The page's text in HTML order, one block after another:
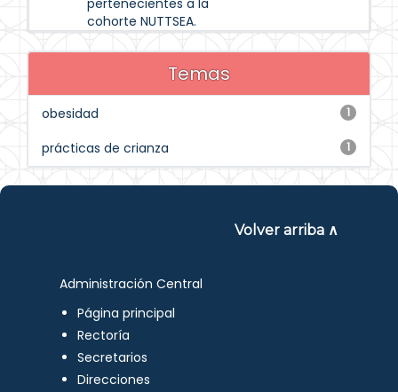
pertenecientes a la
cohorte NUTTSEA.
Temas
1
obesidad
1
prácticas de crianza
Volver arriba ∧
Administración Central
Página principal
Rectoría
Secretarios
Direcciones